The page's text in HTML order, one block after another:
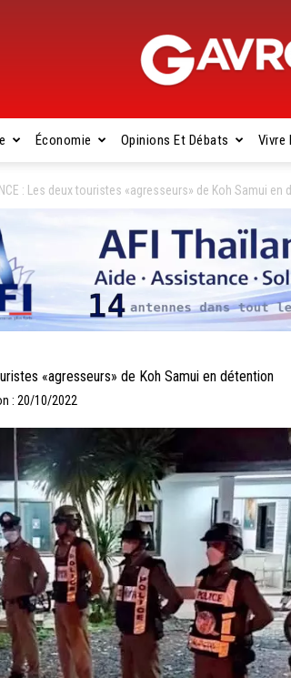
Économie Opinions Et Débats Vivre
: Les deux touristes «agresseurs» de Koh Samui en
«agresseurs» de Koh Samui en détention
: 20/10/2022